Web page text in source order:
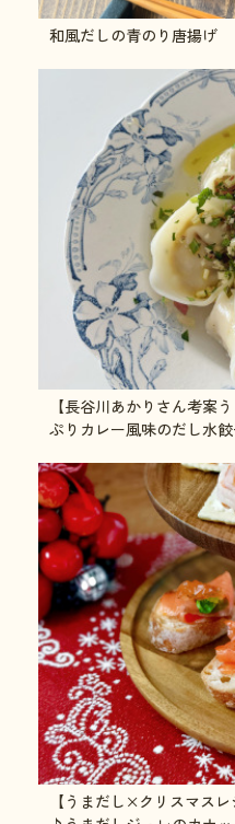
和風だしの青のり唐揚げ
【長谷川あかりさん考案
ぷりカレー風味のだし水
【うまだし×クリスマス